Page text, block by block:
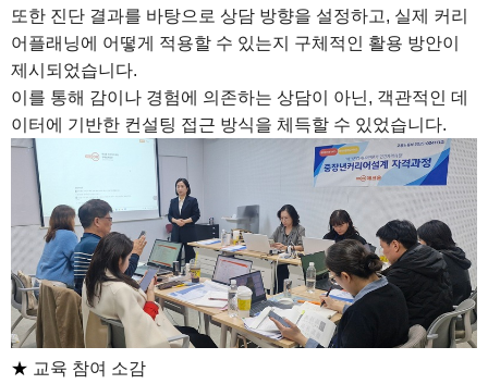
또한 진단 결과를 바탕으로 상담 방향을 설정하고, 실제 커리
어플래닝에 어떻게 적용할 수 있는지 구체적인 활용 방안이
제시되었습니다.
이를 통해 감이나 경험에 의존하는 상담이 아닌, 객관적인 데
이터에 기반한 컨설팅 접근 방식을 체득할 수 있었습니다.
★ 교육 참여 소감